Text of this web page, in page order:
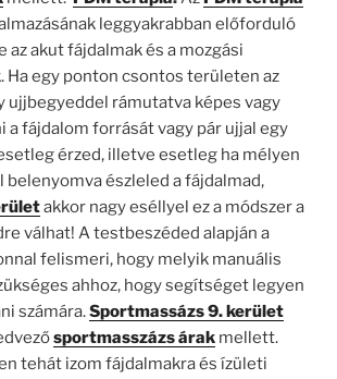
leggyakrabban előforduló
az akut fájdalmak és a mozgási
Ha egy ponton csontos területen az
ujjbegyeddel rámutatva képes vagy
a fájdalom forrását vagy pár ujjal egy
érzed, illetve esetleg ha mélyen
belenyomva észleled a fájdalmad,
akkor nagy eséllyel ez a módszer a
válhat! A testbeszéded alapján a
felismeri, hogy melyik manuális
ahhoz, hogy segítséget legyen
számára.Sportmassázs 9. kerület
sportmasszázs árakmellett.
tehát izom fájdalmakra és ízületi